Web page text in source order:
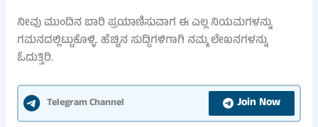
ನೀವು ಮುಂದಿನ ಬಾರಿ ಪ್ರಯಾಣಿಸುವಾಗ ಈ ಎಲ್ಲ ನಿಯಮಗಳನ್ನು
ಗಮನದಲ್ಲಿಟ್ಟುಕೊಳ್ಳಿ. ಹೆಚ್ಚಿನ ಸುದ್ದಿಗಳಿಗಾಗಿ ನಮ್ಮ ಲೇಖನಗಳನ್ನು
ಓದುತ್ತಿರಿ.
Telegram Channel Join Now